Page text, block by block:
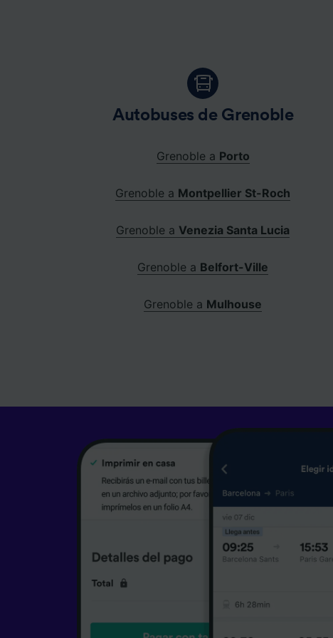
Autobuses de Grenoble
Grenoble a Porto
Grenoble a Montpellier St-Roch
Grenoble a Venezia Santa Lucia
Grenoble a Belfort-Ville
Grenoble a Mulhouse